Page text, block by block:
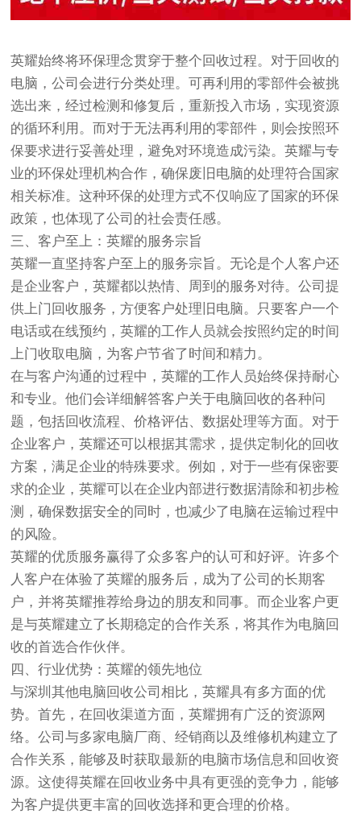
英耀始终将环保理念贯穿于整个回收过程。对于回收的
电脑，公司会进行分类处理。可再利用的零部件会被挑
选出来，经过检测和修复后，重新投入市场，实现资源
的循环利用。而对于无法再利用的零部件，则会按照环
保要求进行妥善处理，避免对环境造成污染。英耀与专
业的环保处理机构合作，确保废旧电脑的处理符合国家
相关标准。这种环保的处理方式不仅响应了国家的环保
政策，也体现了公司的社会责任感。
三、客户至上：英耀的服务宗旨
英耀一直坚持客户至上的服务宗旨。无论是个人客户还
是企业客户，英耀都以热情、周到的服务对待。公司提
供上门回收服务，方便客户处理旧电脑。只要客户一个
电话或在线预约，英耀的工作人员就会按照约定的时间
上门收取电脑，为客户节省了时间和精力。
在与客户沟通的过程中，英耀的工作人员始终保持耐心
和专业。他们会详细解答客户关于电脑回收的各种问
题，包括回收流程、价格评估、数据处理等方面。对于
企业客户，英耀还可以根据其需求，提供定制化的回收
方案，满足企业的特殊要求。例如，对于一些有保密要
求的企业，英耀可以在企业内部进行数据清除和初步检
测，确保数据安全的同时，也减少了电脑在运输过程中
的风险。
英耀的优质服务赢得了众多客户的认可和好评。许多个
人客户在体验了英耀的服务后，成为了公司的长期客
户，并将英耀推荐给身边的朋友和同事。而企业客户更
是与英耀建立了长期稳定的合作关系，将其作为电脑回
收的首选合作伙伴。
四、行业优势：英耀的领先地位
与深圳其他电脑回收公司相比，英耀具有多方面的优
势。首先，在回收渠道方面，英耀拥有广泛的资源网
络。公司与多家电脑厂商、经销商以及维修机构建立了
合作关系，能够及时获取最新的电脑市场信息和回收资
源。这使得英耀在回收业务中具有更强的竞争力，能够
为客户提供更丰富的回收选择和更合理的价格。